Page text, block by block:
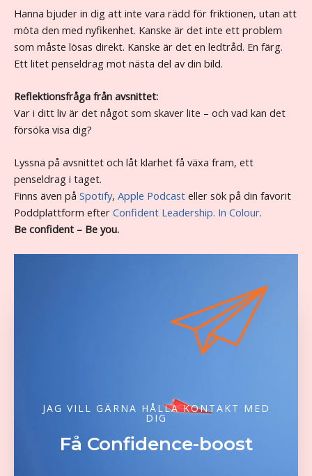
Hanna bjuder in dig att inte vara rädd för friktionen, utan att
möta den med nyfikenhet. Kanske är det inte ett problem
som måste lösas direkt. Kanske är det en ledtråd. En färg.
Ett litet penseldrag mot nästa del av din bild.
Reflektionsfråga från avsnittet:
Var i ditt liv är det något som skaver lite – och vad kan det
försöka visa dig?
Lyssna på avsnittet och låt klarhet få växa fram, ett
penseldrag i taget.
Finns även på Spotify, Apple Podcast eller sök på din favorit
Poddplattform efter Confident Leadership. In Colour.
Be confident – Be you.
JAG VILL GÄRNA HÅLLA KONTAKT MED
DIG
Få Confidence-boost